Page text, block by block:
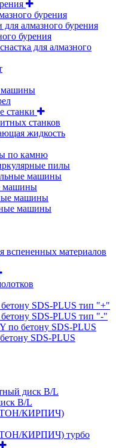
бурения
алмазного бурения
бурения
для алмазного
машины
станки
станков
жидкость
по камню
пилы
машины
машины
машины
машины
вспененных материалов
SDS-PLUS тип "+"
SDS-PLUS тип "-"
по бетону SDS-PLUS
SDS-PLUS
диск B/L
B/L
КИРПИЧ)
КИРПИЧ) турбо